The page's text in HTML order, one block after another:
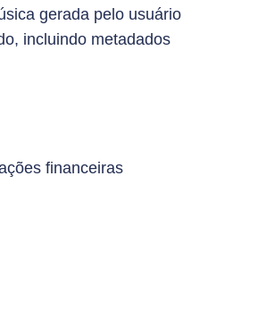
gerada pelo usuário
incluindo metadados
financeiras